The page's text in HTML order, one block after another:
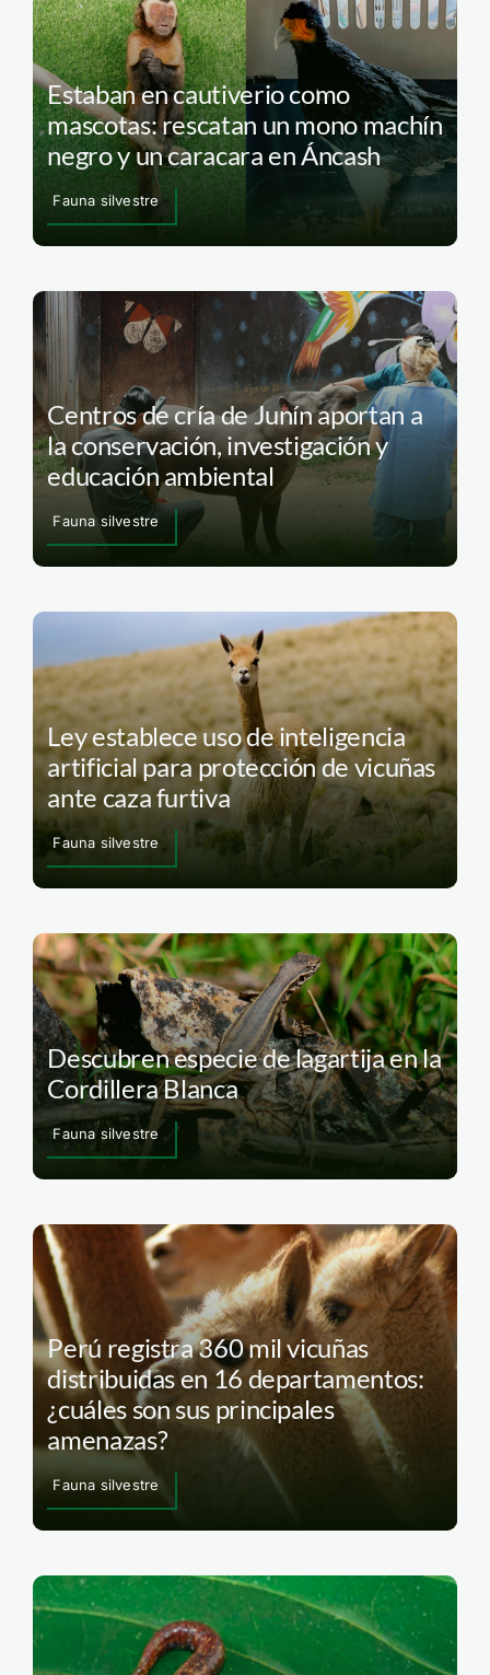
Estaban en cautiverio como
mascotas: rescatan un mono machín
negro y un caracara en Áncash
Fauna silvestre
Centros de cría de Junín aportan a
la conservación, investigación y
educación ambiental
Fauna silvestre
Ley establece uso de inteligencia
artificial para protección de vicuñas
ante caza furtiva
Fauna silvestre
Descubren especie de lagartija en la
Cordillera Blanca
Fauna silvestre
Perú registra 360 mil vicuñas
distribuidas en 16 departamentos:
¿cuáles son sus principales
amenazas?
Fauna silvestre